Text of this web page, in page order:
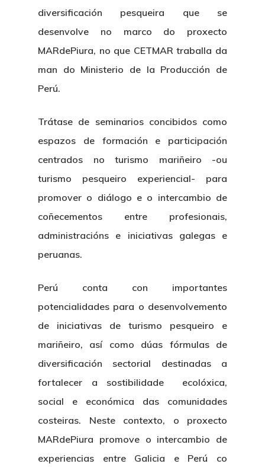
diversificación pesqueira que se
desenvolve no marco do proxecto
MARdePiura, no que CETMAR traballa da
man do Ministerio de la Producción de
Perú.
Trátase de seminarios concibidos como
espazos de formación e participación
centrados no turismo mariñeiro -ou
turismo pesqueiro experiencial- para
promover o diálogo e o intercambio de
coñecementos entre profesionais,
administracións e iniciativas galegas e
peruanas.
Perú conta con importantes
potencialidades para o desenvolvemento
de iniciativas de turismo pesqueiro e
mariñeiro, así como dúas fórmulas de
diversificación sectorial destinadas a
fortalecer a sostibilidade ecolóxica,
social e económica das comunidades
costeiras. Neste contexto, o proxecto
MARdePiura promove o intercambio de
experiencias entre Galicia e Perú co